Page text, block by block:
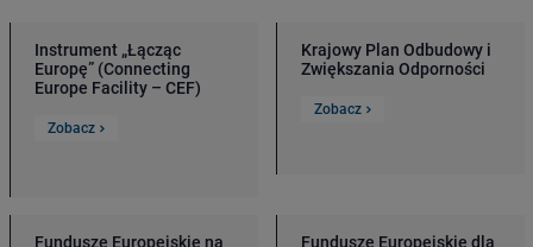
Instrument „Łącząc
Europę” (Connecting
Europe Facility – CEF)
Zobacz
Krajowy Plan Odbudowy i
Zwiększania Odporności
Zobacz
Fundusze Europejskie na
Fundusze Europejskie dla